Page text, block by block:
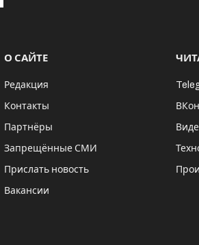
О САЙТЕ
Редакция
Контакты
Партнёры
Запрещённые СМИ
Прислать новость
Вакансии